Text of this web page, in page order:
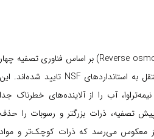
فیلتر تصفیه آب اسمز معکوس (Reverse osmosis) بر اساس فناوری تصفیه چهار
مرحله‌ای کار می‌کنند که به‌طور مستقل به استانداردهای NSF تایید شده‌اند. این
آب را از آلاینده‌های خطرناک جدا
تصفیه، ذرات بزرگتر و رسوبات را حذف
معکوس می‌رسد که ذرات کوچک‌تر و مواد